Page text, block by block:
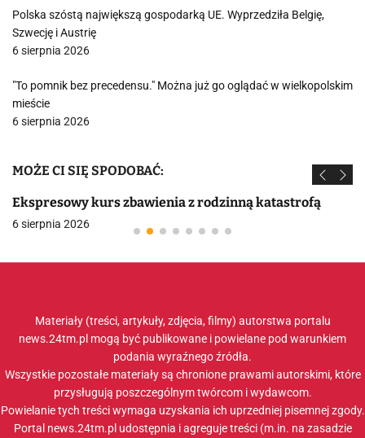
Polska szóstą największą gospodarką UE. Wyprzedziła Belgię,
Szwecję i Austrię
6 sierpnia 2026
"To pomnik bez precedensu." Można już go oglądać w wielkopolskim
mieście
6 sierpnia 2026
MOŻE CI SIĘ SPODOBAĆ:
Ekspresowy kurs zbawienia z rodzinną katastrofą
6 sierpnia 2026
Materiały (treści, artykuły, zdjęcia, filmy) autorstwa portalu
news.24tm.pl mogą być publikowane i powielane pod warunkiem
podania wyraźnego źródła.
Wszystkie pozostałe materiały są chronione prawami autorskimi, które
przysługują poszczególnym twórcom i wydawcom.
Powielanie tych treści wymaga uzyskania ich uprzedniej pisemnej zgody.
Portal news.24tm.pl udostępnia i agreguje treści (m.in. na zasadzie